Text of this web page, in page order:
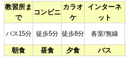
教習所ま
で
コンビニ
カラオ
ケ
インターネ
ット
バス15分 徒歩5分 徒歩8分 各室/無線
朝食 昼食 夕食 バス